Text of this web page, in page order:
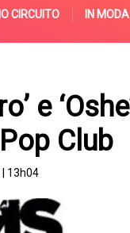
CIRCUITO IN MODA
e
Club
13h04